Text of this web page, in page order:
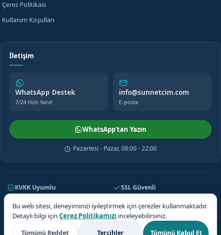
Çerez Politikası
Kullanım Koşulları
İletişim
WhatsApp Destek
7/24 Hızlı Yanıt
info@sunnetcim.com
E-posta
WhatsApp'tan Yazın
Pazartesi - Pazar, 08:00 - 22:00
KVKK Uyumlu
SSL Güvenli
7/24 Destek
81 İl Kapsama
© 2026 Sünnetçim. Tüm hakları saklıdır.
Bu web sitesi, deneyiminizi iyileştirmek için çerezler kullanmaktadır.
Detaylı bilgi için Çerez Politikamızı inceleyebilirsiniz.
Tümünü Reddet Tercihler Tümünü Kabul Et